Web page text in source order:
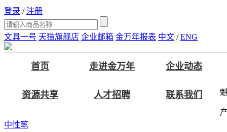
登录 / 注册
文具一号 天猫旗舰店 企业邮箱 金万年报表 中文 / ENG
首页 走进金万年 企业动态
资源共享 人才招聘 联系我们
中性笔